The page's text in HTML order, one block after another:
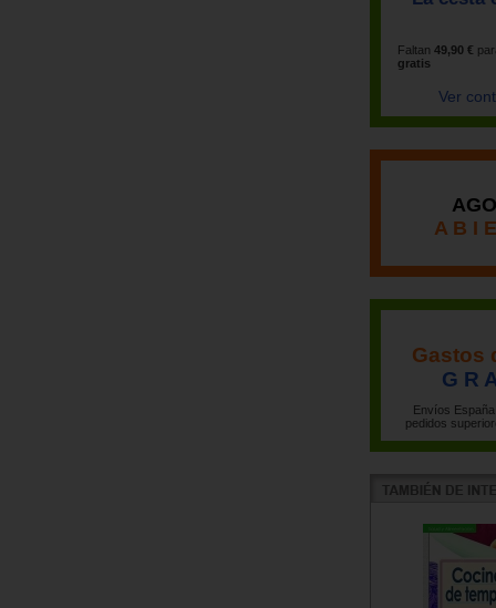
Faltan 49,90 €
gratis
Ver
A B I
Gastos
G R
Envíos
pedidos